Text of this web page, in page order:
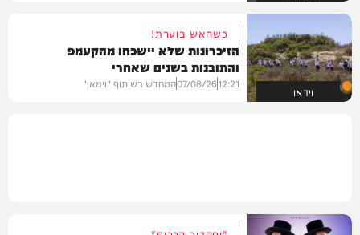
וידאו
כשהאש בוערת!
הזיכרונות שלא יישכחו מהקעמפ
והתובנות בשנים שאחרי
12:21
07/08/26המחדש בשיתוף "וימאן"